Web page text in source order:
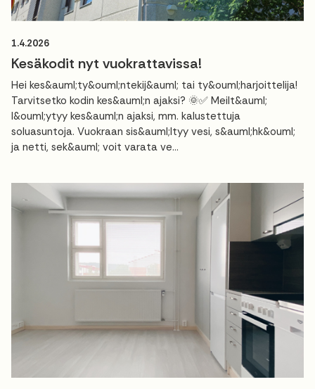
1.4.2026
Kesäkodit nyt vuokrattavissa!
Hei kes&auml;ty&ouml;ntekij&auml; tai ty&ouml;harjoittelija!
Tarvitsetko kodin kes&auml;n ajaksi? 🌞✅ Meilt&auml;
l&ouml;ytyy kes&auml;n ajaksi, mm. kalustettuja
soluasuntoja. Vuokraan sis&auml;ltyy vesi, s&auml;hk&ouml;
ja netti, sek&auml; voit varata ve...